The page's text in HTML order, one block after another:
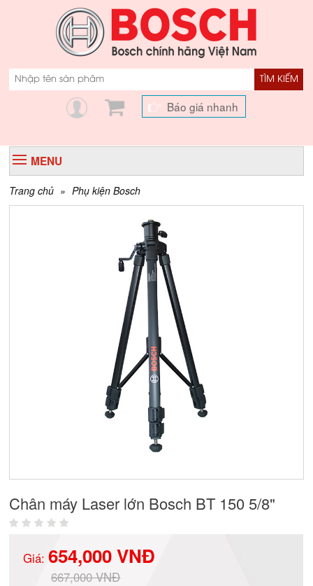
TÌM KIẾM
Báo giá nhanh
MENU
Trang chủ » Phụ kiện Bosch
Chân máy Laser lớn Bosch BT 150 5/8"
Giá:654,000 VNĐ
667,000 VNĐ